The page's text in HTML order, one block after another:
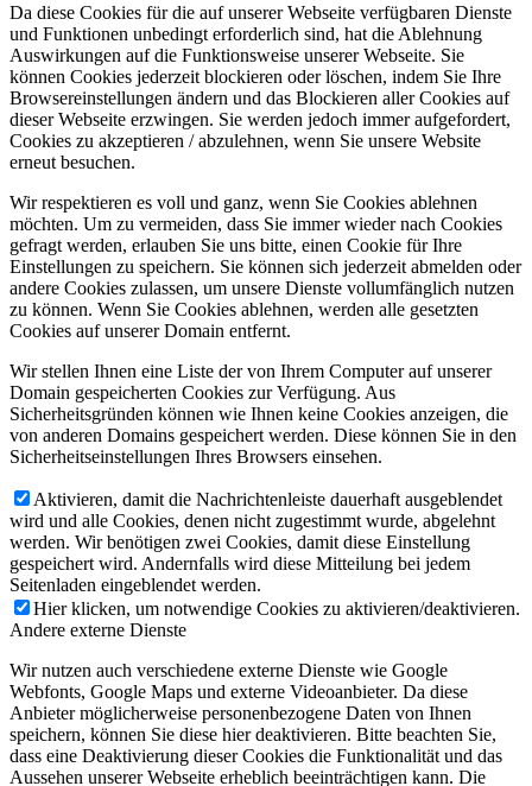
Da diese Cookies für die auf unserer Webseite verfügbaren Dienste
und Funktionen unbedingt erforderlich sind, hat die Ablehnung
Auswirkungen auf die Funktionsweise unserer Webseite. Sie
können Cookies jederzeit blockieren oder löschen, indem Sie Ihre
Browsereinstellungen ändern und das Blockieren aller Cookies auf
dieser Webseite erzwingen. Sie werden jedoch immer aufgefordert,
Cookies zu akzeptieren / abzulehnen, wenn Sie unsere Website
erneut besuchen.
Wir respektieren es voll und ganz, wenn Sie Cookies ablehnen
möchten. Um zu vermeiden, dass Sie immer wieder nach Cookies
gefragt werden, erlauben Sie uns bitte, einen Cookie für Ihre
Einstellungen zu speichern. Sie können sich jederzeit abmelden oder
andere Cookies zulassen, um unsere Dienste vollumfänglich nutzen
zu können. Wenn Sie Cookies ablehnen, werden alle gesetzten
Cookies auf unserer Domain entfernt.
Wir stellen Ihnen eine Liste der von Ihrem Computer auf unserer
Domain gespeicherten Cookies zur Verfügung. Aus
Sicherheitsgründen können wie Ihnen keine Cookies anzeigen, die
von anderen Domains gespeichert werden. Diese können Sie in den
Sicherheitseinstellungen Ihres Browsers einsehen.
Aktivieren, damit die Nachrichtenleiste dauerhaft ausgeblendet
wird und alle Cookies, denen nicht zugestimmt wurde, abgelehnt
werden. Wir benötigen zwei Cookies, damit diese Einstellung
gespeichert wird. Andernfalls wird diese Mitteilung bei jedem
Seitenladen eingeblendet werden.
Hier klicken, um notwendige Cookies zu aktivieren/deaktivieren.
Andere externe Dienste
Wir nutzen auch verschiedene externe Dienste wie Google
Webfonts, Google Maps und externe Videoanbieter. Da diese
Anbieter möglicherweise personenbezogene Daten von Ihnen
speichern, können Sie diese hier deaktivieren. Bitte beachten Sie,
dass eine Deaktivierung dieser Cookies die Funktionalität und das
Aussehen unserer Webseite erheblich beeinträchtigen kann. Die